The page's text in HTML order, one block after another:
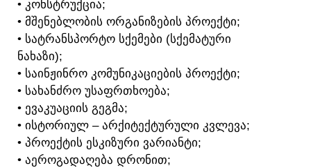
• ᲙᲝᲜᲡᲢᲠᲣᲥᲪᲘᲐ;
• ᲛᲨᲔᲜᲔᲑᲚᲝᲑᲘᲡ ᲝᲠᲒᲐᲜᲘᲖᲔᲑᲘᲡ ᲞᲠᲝᲔᲥᲢᲘ;
• ᲡᲐᲢᲠᲐᲜᲡᲞᲝᲠᲢᲝ ᲡᲥᲔᲛᲔᲑᲘ (ᲡᲥᲔᲛᲐᲢᲣᲠᲘ
ᲜᲐᲮᲐᲖᲘ);
• ᲡᲐᲘᲜᲟᲘᲜᲠᲝ ᲙᲝᲛᲣᲜᲘᲙᲐᲪᲘᲔᲑᲘᲡ ᲞᲠᲝᲔᲥᲢᲘ;
• ᲡᲐᲮᲐᲜᲫᲠᲝ ᲣᲡᲐᲤᲠᲗᲮᲝᲔᲑᲐ;
• ᲔᲕᲐᲙᲣᲐᲪᲘᲘᲡ ᲒᲔᲒᲛᲐ;
• ᲘᲡᲢᲝᲠᲘᲣᲚ – ᲐᲠᲥᲘᲢᲔᲥᲢᲣᲠᲣᲚᲘ ᲙᲕᲚᲔᲕᲐ;
• ᲞᲠᲝᲔᲥᲢᲘᲡ ᲔᲡᲙᲘᲖᲣᲠᲘ ᲕᲐᲠᲘᲐᲜᲢᲘ;
• ᲐᲔᲠᲝᲒᲐᲓᲐᲦᲔᲑᲐ ᲓᲠᲝᲜᲘᲗ;